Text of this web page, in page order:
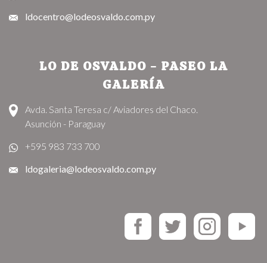
ldocentro@lodeosvaldo.com.py
LO DE OSVALDO - PASEO LA
GALERÍA
Avda. Santa Teresa c/ Aviadores del Chaco.
Asunción - Paraguay
+595 983 733 700
ldogaleria@lodeosvaldo.com.py